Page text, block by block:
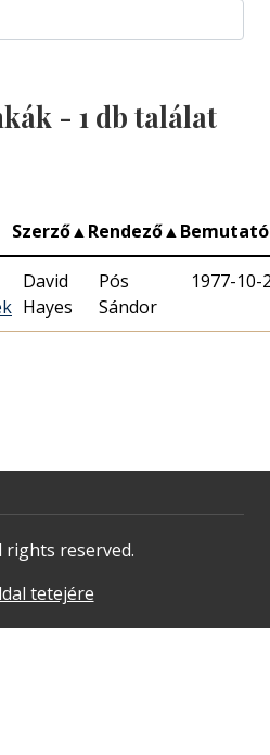
- 1 db találat
Szerző▲Rendező▲
David
Hayes
Pós
Sándor
1977-10-
rights reserved.
tetejére